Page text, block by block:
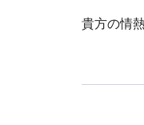
貴方の情